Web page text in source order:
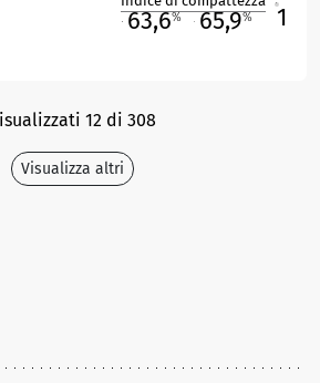
63,6% 65,9% 1
12 di 308
Visualizza altri